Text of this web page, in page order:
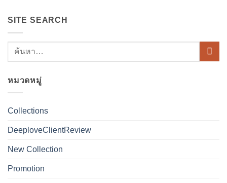
SITE SEARCH
หมวดหมู่
Collections
DeeploveClientReview
New Collection
Promotion